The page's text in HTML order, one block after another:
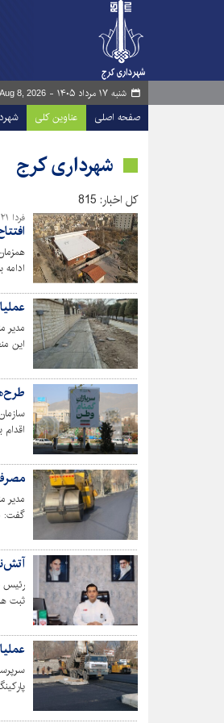
شنبه ۱۷ مرداد ۱۴۰۵ - Aug 8, 2026
صفحه اصلی عناوین کلی
شهرداری کرج
کل اخبار: 815
فردا ۲۱ بهمن ماه؛
عملیات
این
مصرف بیش از ۲
آتش‌نشانان کرج
ثبت